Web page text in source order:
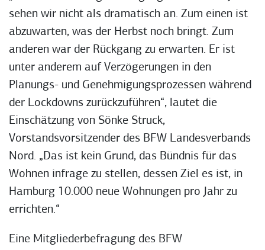
sehen wir nicht als dramatisch an. Zum einen ist
abzuwarten, was der Herbst noch bringt. Zum
anderen war der Rückgang zu erwarten. Er ist
unter anderem auf Verzögerungen in den
Planungs- und Genehmigungsprozessen während
der Lockdowns zurückzuführen“, lautet die
Einschätzung von Sönke Struck,
Vorstandsvorsitzender des BFW Landesverbands
Nord. „Das ist kein Grund, das Bündnis für das
Wohnen infrage zu stellen, dessen Ziel es ist, in
Hamburg 10.000 neue Wohnungen pro Jahr zu
errichten.“
Eine Mitgliederbefragung des BFW